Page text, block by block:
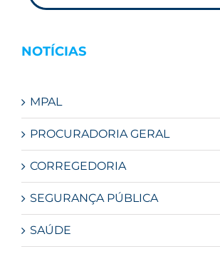
NOTÍCIAS
MPAL
PROCURADORIA GERAL
CORREGEDORIA
SEGURANÇA PÚBLICA
SAÚDE